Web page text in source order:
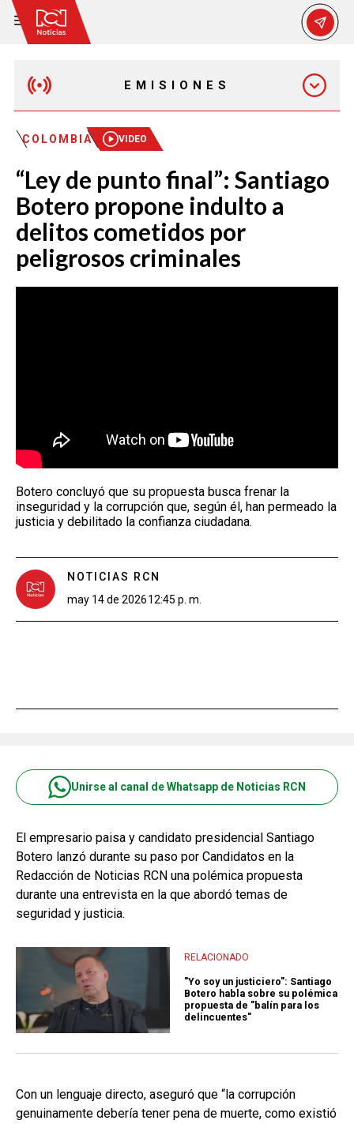
EMISIONES
EMISIÓN 12:30 PM
EMISIÓN 7:00 PM
COLOMBIA VIDEO
“Ley de punto final”: Santiago
Botero propone indulto a
delitos cometidos por
peligrosos criminales
Botero concluyó que su propuesta busca frenar la
inseguridad y la corrupción que, según él, han permeado la
justicia y debilitado la confianza ciudadana.
NOTICIAS RCN
may 14 de 202612:45 p. m.
Unirse al canal de Whatsapp de Noticias RCN
El empresario paisa y candidato presidencial Santiago
Botero lanzó durante su paso por Candidatos en la
Redacción de Noticias RCN una polémica propuesta
durante una entrevista en la que abordó temas de
seguridad y justicia.
RELACIONADO
"Yo soy un justiciero": Santiago
Botero habla sobre su polémica
propuesta de "balín para los
delincuentes"
Con un lenguaje directo, aseguró que “la corrupción
genuinamente debería tener pena de muerte, como existió